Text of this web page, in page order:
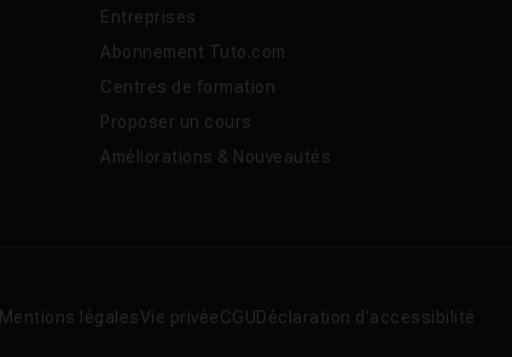
Entreprises
Abonnement Tuto.com
Centres de formation
Proposer un cours
Améliorations & Nouveautés
Mentions légalesVie privéeCGU Déclaration d’accessibilité